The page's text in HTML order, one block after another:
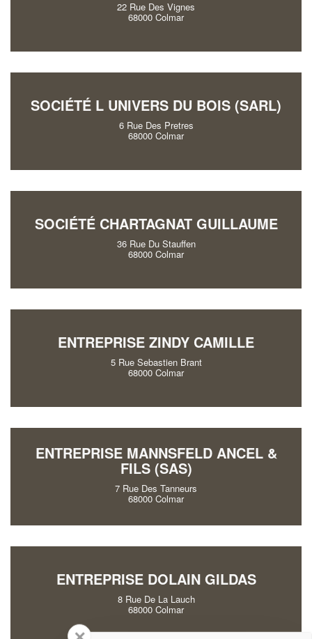
22 Rue Des Vignes
68000 Colmar
SOCIÉTÉ L UNIVERS DU BOIS (SARL)
6 Rue Des Pretres
68000 Colmar
SOCIÉTÉ CHARTAGNAT GUILLAUME
36 Rue Du Stauffen
68000 Colmar
ENTREPRISE ZINDY CAMILLE
5 Rue Sebastien Brant
68000 Colmar
ENTREPRISE MANNSFELD ANCEL &
FILS (SAS)
7 Rue Des Tanneurs
68000 Colmar
ENTREPRISE DOLAIN GILDAS
8 Rue De La Lauch
68000 Colmar